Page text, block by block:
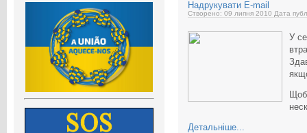
Надрукувати E-mail
Створено: 09 липня 2010 Дата
У
Щоб
Детальніше...